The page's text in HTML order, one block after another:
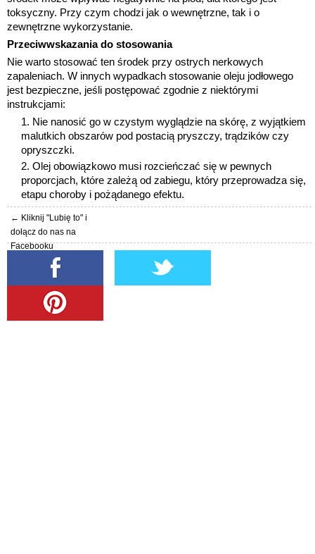
toksyczny. Przy czym chodzi jak o wewnętrzne, tak i o
zewnętrzne wykorzystanie.
Przeciwwskazania do stosowania
Nie warto stosować ten środek przy ostrych nerkowych
zapaleniach. W innych wypadkach stosowanie oleju jodłowego
jest bezpieczne, jeśli postępować zgodnie z niektórymi
instrukcjami:
Nie nanosić go w czystym wyglądzie na skórę, z wyjątkiem
malutkich obszarów pod postacią pryszczy, trądzików czy
opryszczki.
Olej obowiązkowo musi rozcieńczać się w pewnych
proporcjach, które zależą od zabiegu, który przeprowadza się,
etapu choroby i pożądanego efektu.
← Kliknij "Lubię to" i
dołącz do nas na
Facebooku